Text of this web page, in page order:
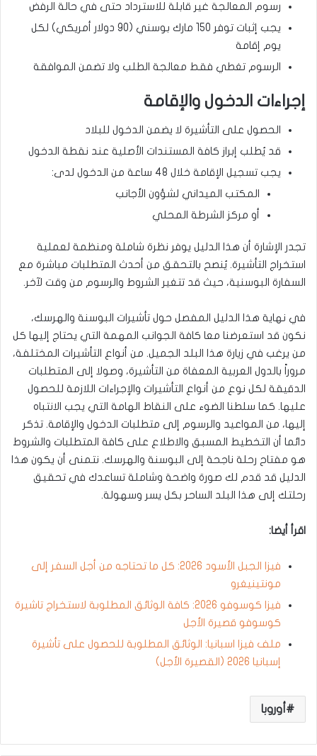
رسوم المعالجة غير قابلة للاسترداد حتى في حالة الرفض
يجب إثبات توفر 150 مارك بوسني (90 دولار أمريكي) لكل
يوم إقامة
الرسوم تغطي فقط معالجة الطلب ولا تضمن الموافقة
إجراءات الدخول والإقامة
الحصول على التأشيرة لا يضمن الدخول للبلاد
قد يُطلب إبراز كافة المستندات الأصلية عند نقطة الدخول
يجب تسجيل الإقامة خلال 48 ساعة من الدخول لدى:
المكتب الميداني لشؤون الأجانب
أو مركز الشرطة المحلي
تجدر الإشارة أن هذا الدليل يوفر نظرة شاملة ومنظمة لعملية
استخراج التأشيرة. يُنصح بالتحقق من أحدث المتطلبات مباشرة مع
السفارة البوسنية، حيث قد تتغير الشروط والرسوم من وقت لآخر.
في نهاية هذا الدليل المفصل حول تأشيرات البوسنة والهرسك،
نكون قد استعرضنا معا كافة الجوانب المهمة التي يحتاج إليها كل
من يرغب في زيارة هذا البلد الجميل. من أنواع التأشيرات المختلفة،
مروراً بالدول العربية المعفاة من التأشيرة، وصولا إلى المتطلبات
الدقيقة لكل نوع من أنواع التأشيرات والإجراءات اللازمة للحصول
عليها. كما سلطنا الضوء على النقاط الهامة التي يجب الانتباه
إليها، من المواعيد والرسوم إلى متطلبات الدخول والإقامة. تذكر
دائما أن التخطيط المسبق والاطلاع على كافة المتطلبات والشروط
هو مفتاح رحلة ناجحة إلى البوسنة والهرسك. نتمنى أن يكون هذا
الدليل قد قدم لك صورة واضحة وشاملة تساعدك في تحقيق
رحلتك إلى هذا البلد الساحر بكل يسر وسهولة.
اقرأ أيضا:
فيزا الجبل الأسود 2026: كل ما تحتاجه من أجل السفر إلى
مونتينيغرو
فيزا كوسوفو 2026: كافة الوثائق المطلوبة لاستخراج تاشيرة
كوسوفو قصيرة الأجل
ملف فيزا اسبانيا: الوثائق المطلوبة للحصول على تأشيرة
إسبانيا 2026 (القصيرة الأجل)
أوروبا